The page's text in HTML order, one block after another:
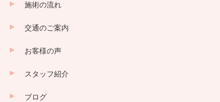
施術の流れ
交通のご案内
お客様の声
スタッフ紹介
ブログ